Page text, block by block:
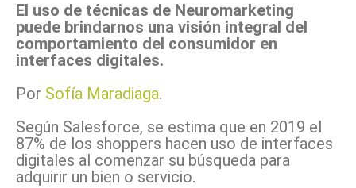
El uso de técnicas de Neuromarketing
puede brindarnos una visión integral del
comportamiento del consumidor en
interfaces digitales.
Por Sofía Maradiaga.
Según Salesforce, se estima que en 2019 el
87% de los shoppers hacen uso de interfaces
digitales al comenzar su búsqueda para
adquirir un bien o servicio.